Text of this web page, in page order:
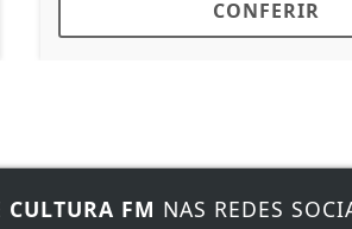
CULTURA FM NAS REDES